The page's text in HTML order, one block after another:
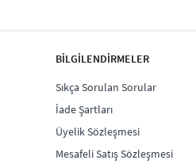
BİLGİLENDİRMELER
Sıkça Sorulan Sorular
İade Şartları
Üyelik Sözleşmesi
Mesafeli Satış Sözleşmesi